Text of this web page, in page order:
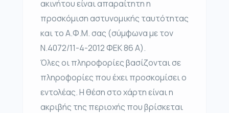
ακινήτου είναι απαραίτητη η
προσκόμιση αστυνομικής ταυτότητας
και το Α.Φ.Μ. σας (σύμφωνα με τον
Ν.4072/11-4-2012 ΦΕΚ 86 Α).
Όλες οι πληροφορίες βασίζονται σε
πληροφορίες που έχει προσκομίσει ο
εντολέας. Η θέση στο χάρτη είναι η
ακριβής της περιοχής που βρίσκεται